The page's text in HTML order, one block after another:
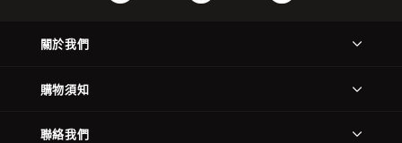
關於我們
購物須知
聯絡我們